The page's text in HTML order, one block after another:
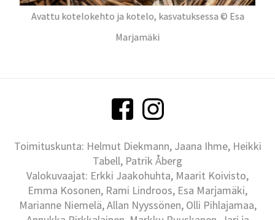
Avattu kotelokehto ja kotelo, kasvatuksessa © Esa
Marjamäki
Toimituskunta: Helmut Diekmann, Jaana Ihme, Heikki
Tabell, Patrik Åberg
Valokuvaajat: Erkki Jaakohuhta, Maarit Koivisto,
Emma Kosonen, Rami Lindroos, Esa Marjamäki,
Marianne Niemelä, Allan Nyyssönen, Olli Pihlajamaa,